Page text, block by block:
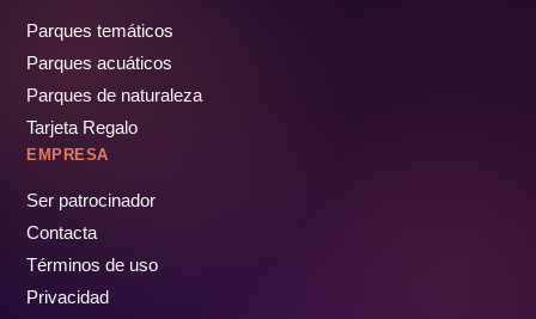
Parques temáticos
Parques acuáticos
Parques de naturaleza
Tarjeta Regalo
EMPRESA
Ser patrocinador
Contacta
Términos de uso
Privacidad